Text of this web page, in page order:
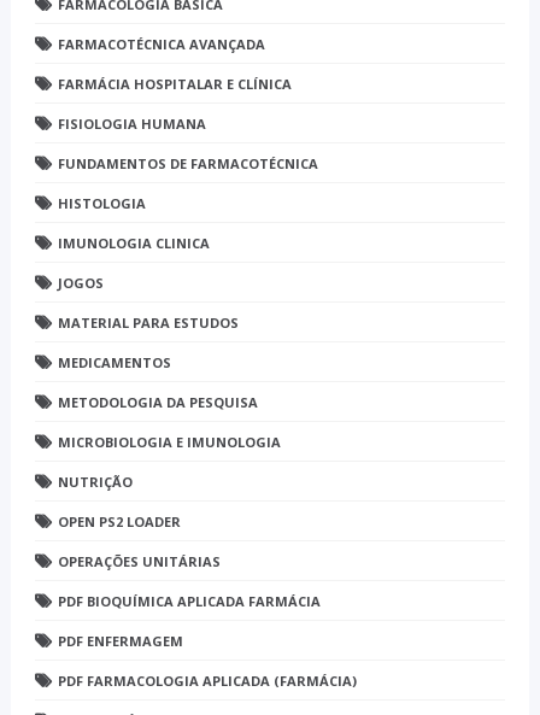
FARMACOLOGIA BÁSICA
FARMACOTÉCNICA AVANÇADA
FARMÁCIA HOSPITALAR E CLÍNICA
FISIOLOGIA HUMANA
FUNDAMENTOS DE FARMACOTÉCNICA
HISTOLOGIA
IMUNOLOGIA CLINICA
JOGOS
MATERIAL PARA ESTUDOS
MEDICAMENTOS
METODOLOGIA DA PESQUISA
MICROBIOLOGIA E IMUNOLOGIA
NUTRIÇÃO
OPEN PS2 LOADER
OPERAÇÕES UNITÁRIAS
PDF BIOQUÍMICA APLICADA FARMÁCIA
PDF ENFERMAGEM
PDF FARMACOLOGIA APLICADA (FARMÁCIA)